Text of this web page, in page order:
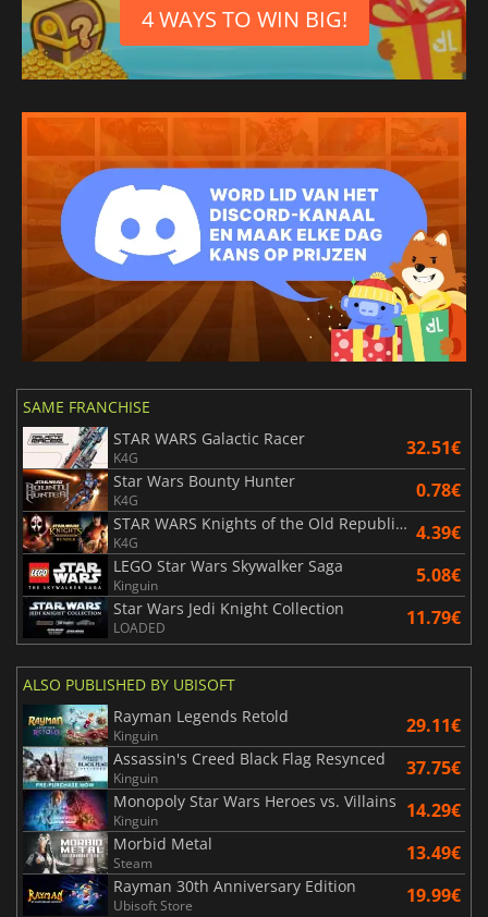
4 WAYS TO WIN BIG!
SAME FRANCHISE
STAR WARS Galactic Racer
K4G 32.51€
Star Wars Bounty Hunter
K4G 0.78€
STAR WARS Knights of the Old Republic Bundle
K4G 4.39€
LEGO Star Wars Skywalker Saga
Kinguin 5.08€
Star Wars Jedi Knight Collection
LOADED 11.79€
ALSO PUBLISHED BY UBISOFT
Rayman Legends Retold
Kinguin 29.11€
Assassin's Creed Black Flag Resynced
Kinguin 37.75€
Monopoly Star Wars Heroes vs. Villains
Kinguin 14.29€
Morbid Metal
Steam 13.49€
Rayman 30th Anniversary Edition
Ubisoft Store 19.99€